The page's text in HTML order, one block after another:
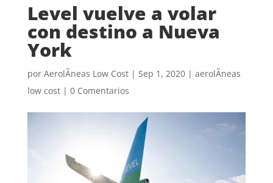
Level vuelve a volar
con destino a Nueva
York
por AerolÃ­neas Low Cost| Sep 1, 2020| aerolÃ­neas
low cost| 0 Comentarios